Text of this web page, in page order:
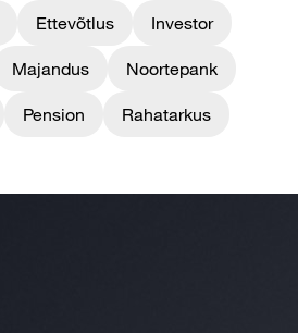
Ettevõtlus Investor
Majandus Noortepank
Pension Rahatarkus